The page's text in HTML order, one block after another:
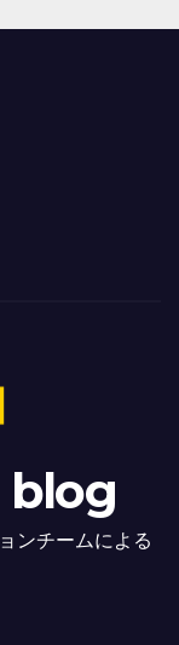
ンチームによる